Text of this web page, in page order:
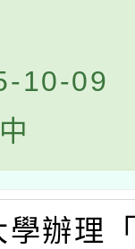
10-09
學辦理